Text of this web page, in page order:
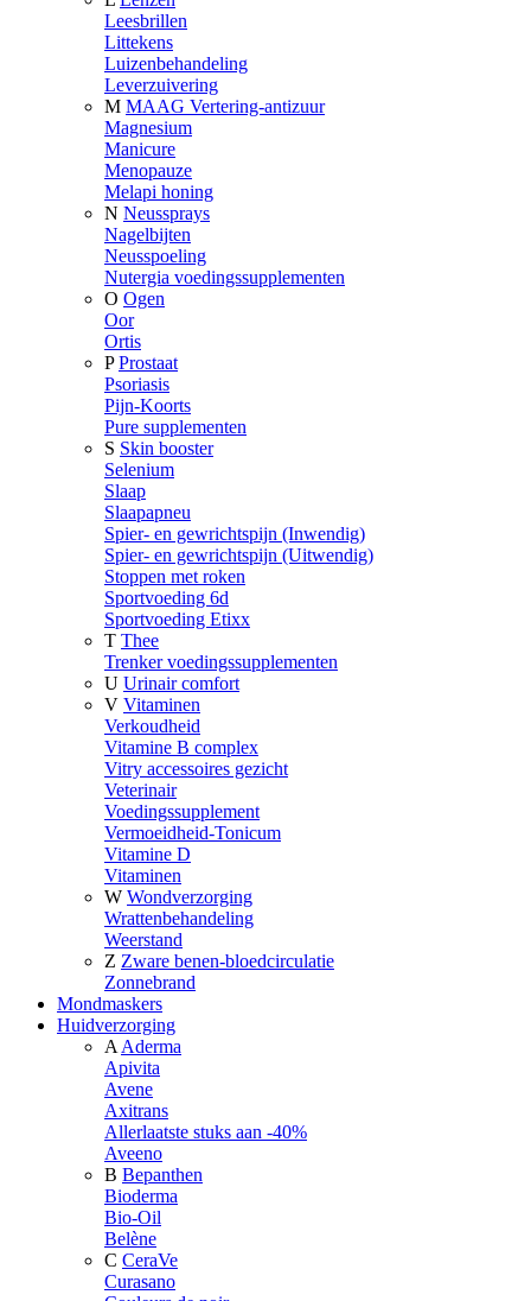
Leesbrillen
Littekens
Luizenbehandeling
Leverzuivering
M MAAG Vertering-antizuur
Magnesium
Manicure
Menopauze
Melapi honing
N Neussprays
Nagelbijten
Neusspoeling
Nutergia voedingssupplementen
O Ogen
Oor
Ortis
P Prostaat
Psoriasis
Pijn-Koorts
Pure supplementen
S Skin booster
Selenium
Slaap
Slaapapneu
Spier- en gewrichtspijn (Inwendig)
Spier- en gewrichtspijn (Uitwendig)
Stoppen met roken
Sportvoeding 6d
Sportvoeding Etixx
T Thee
Trenker voedingssupplementen
U Urinair comfort
V Vitaminen
Verkoudheid
Vitamine B complex
Vitry accessoires gezicht
Veterinair
Voedingssupplement
Vermoeidheid-Tonicum
Vitamine D
Vitaminen
W Wondverzorging
Wrattenbehandeling
Weerstand
Z Zware benen-bloedcirculatie
Zonnebrand
Mondmaskers
Huidverzorging
A Aderma
Apivita
Avene
Axitrans
Allerlaatste stuks aan -40%
Aveeno
B Bepanthen
Bioderma
Bio-Oil
Belène
C CeraVe
Curasano